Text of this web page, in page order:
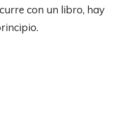
con un libro, hay